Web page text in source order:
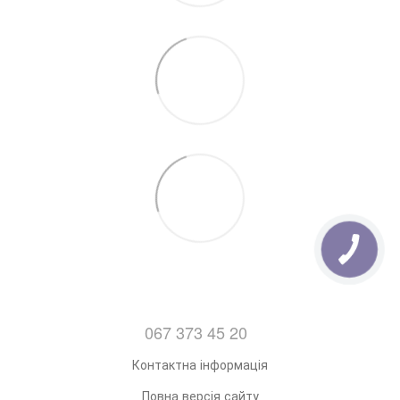
067 373 45 20
Контактна інформація
Повна версія сайту